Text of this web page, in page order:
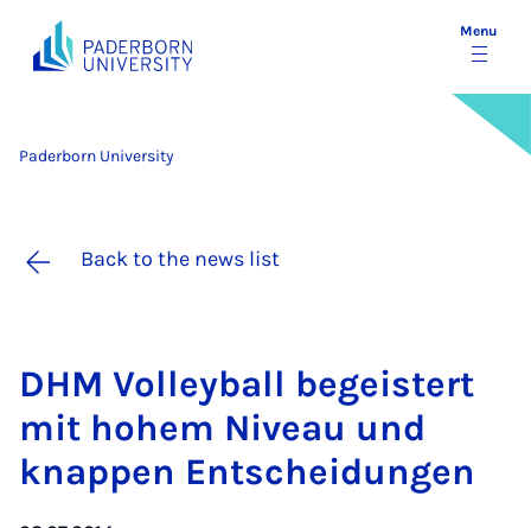
Menu
Paderborn University
Back to the news list
DHM Vol­ley­ball begeistert
mit ho­hem Niveau und
knap­pen Entscheidun­gen